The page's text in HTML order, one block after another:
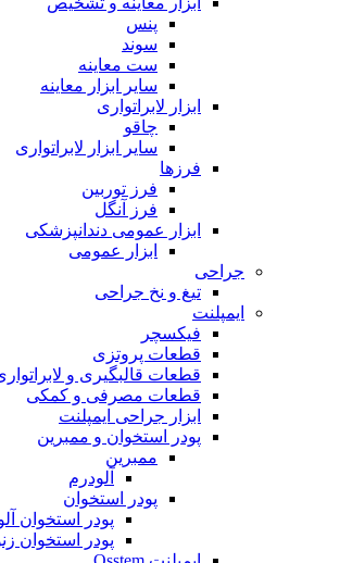
پنس
سوند
ست معاینه
سایر ابزار معاینه
ابزار لابراتواری
چاقو
سایر ابزار لابراتواری
فرزها
فرز توربین
فرز آنگل
ابزار عمومی دندانپزشکی
ابزار عمومی
جراحی
تیغ و نخ جراحی
ایمپلنت
فیکسچر
قطعات پروتزی
قطعات قالبگیری و
قطعات مصرفی و کمکی
ابزار جراحی ایمپلنت
پودر استخوان و ممبرین
ممبرین
آلودرم
پودر استخوان
پودر استخوان
پودر استخوان